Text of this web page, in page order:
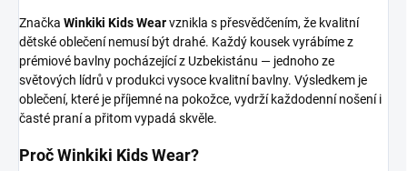
Značka Winkiki Kids Wearvznikla s přesvědčením, že kvalitní
dětské oblečení nemusí být drahé. Každý kousek vyrábíme z
prémiové bavlny pocházející z Uzbekistánu — jednoho ze
světových lídrů v produkci vysoce kvalitní bavlny. Výsledkem je
oblečení, které je příjemné na pokožce, vydrží každodenní nošení i
časté praní a přitom vypadá skvěle.
Proč Winkiki Kids Wear?